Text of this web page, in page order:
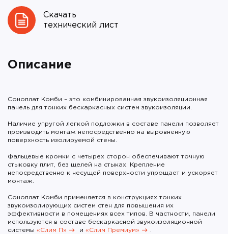
Скачать
технический лист
Описание
Соноплат Комби – это комбинированная звукоизоляционная
панель для тонких бескаркасных систем звукоизоляции.
Наличие упругой легкой подложки в составе панели позволяет
производить монтаж непосредственно на выровненную
поверхность изолируемой стены.
Фальцевые кромки с четырех сторон обеспечивают точную
стыковку плит, без щелей на стыках. Крепление
непосредственно к несущей поверхности упрощает и ускоряет
монтаж.
Соноплат Комби применяется в конструкциях тонких
звукоизолирующих систем стен для повышения их
эффективности в помещениях всех типов. В частности, панели
используются в составе бескаркасной звукоизоляционной
системы «Слим П» и «Слим Премиум» .